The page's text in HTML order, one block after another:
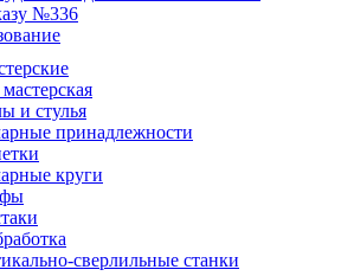
№336
и стулья
принадлежности
круги
сверлильные станки